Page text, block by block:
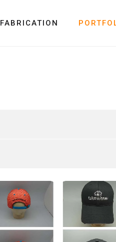
FABRICATION